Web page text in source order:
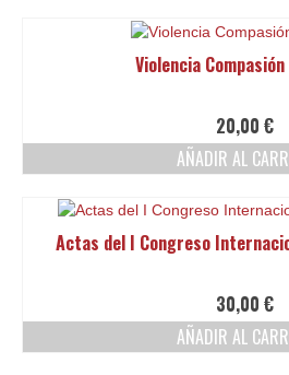
Violencia
20,00 €
AÑADIR AL
Actas del I Congreso
30,00 €
AÑADIR AL